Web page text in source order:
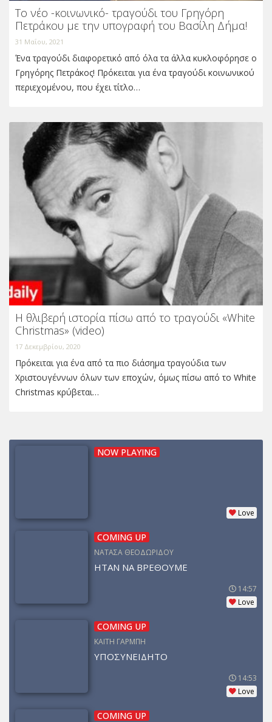
Tο νέο -κοινωνικό- τραγούδι του Γρηγόρη
Πετράκου με την υπογραφή του Βασίλη Δήμα!
31 Μαΐου, 2021
Ένα τραγούδι διαφορετικό από όλα τα άλλα κυκλοφόρησε ο
Γρηγόρης Πετράκος! Πρόκειται για ένα τραγούδι κοινωνικού
περιεχομένου, που έχει τίτλο…
Η θλιβερή ιστορία πίσω από το τραγούδι «White
Christmas» (video)
17 Δεκεμβρίου, 2020
Πρόκειται για ένα από τα πιο διάσημα τραγούδια των
Χριστουγέννων όλων των εποχών, όμως πίσω από το White
Christmas κρύβεται…
NOW PLAYING
Love
COMING UP
ΝΑΤΑΣΑ ΘΕΟΔΩΡΙΔΟΥ
ΗΤΑΝ ΝΑ ΒΡΕΘΟΥΜΕ
14:57
Love
COMING UP
ΚΑΙΤΗ ΓΑΡΜΠΗ
ΥΠΟΣΥΝΕΙΔΗΤΟ
14:53
Love
COMING UP